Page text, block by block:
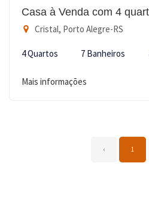
Casa à Venda com 4
Cristal, Porto Alegre-RS
4 Quartos 7 Banheiros
Mais informações
‹ 1